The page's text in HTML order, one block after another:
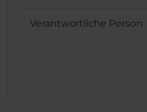
Verantwortliche Person